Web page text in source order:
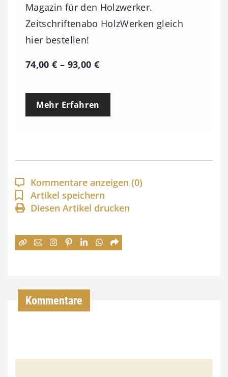
Magazin für den Holzwerker.
Zeitschriftenabo HolzWerken gleich
hier bestellen!
74,00€ – 93,00 €P
e
p
a
n
n
:
€
Mehr Erfahren
Kommentare anzeigen (0)
Artikel speichern
Diesen Artikel drucken
Kommentare